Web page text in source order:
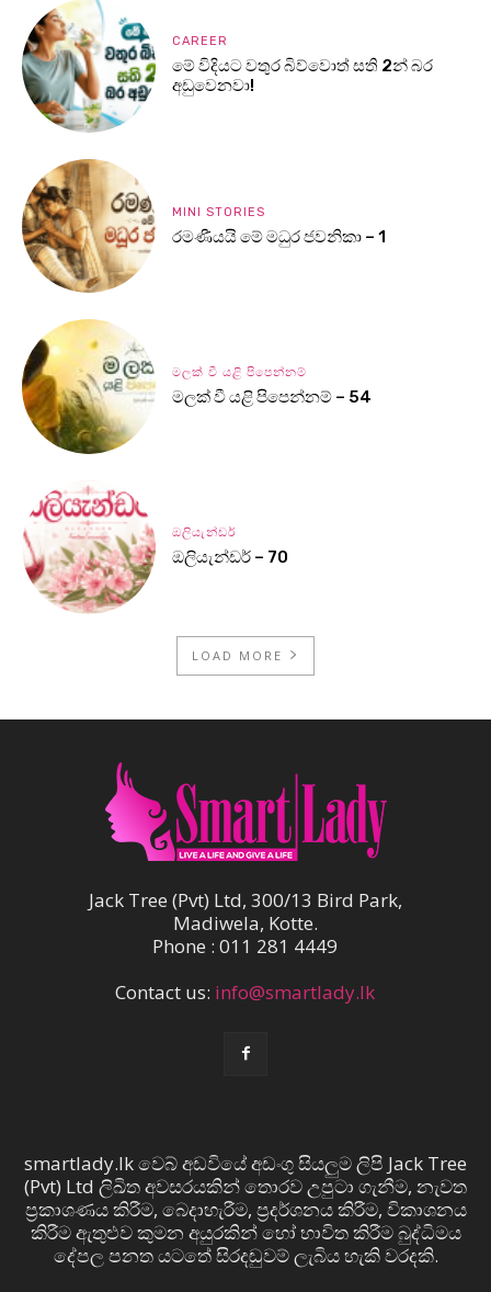
CAREER
මේ විදියට වතුර බිව්වොත් සති 2න් බර
අඩුවෙනවා!
MINI STORIES
රමණීයයි මේ මධුර ජවනිකා – 1
මලක් වී යළි පිපෙන්නම්
මලක් වී යළි පිපෙන්නම් – 54
ඔලියැන්ඩර්
ඔලියැන්ඩර් – 70
LOAD MORE
Jack Tree (Pvt) Ltd, 300/13 Bird Park,
Madiwela, Kotte.
Phone : 011 281 4449
Contact us: info@smartlady.lk
smartlady.lk වෙබ් අඩවියේ අඩංගු සියලුම ලිපි Jack Tree
(Pvt) Ltd ලිඛිත අවසරයකින් තොරව උපුටා ගැනීම, නැවත
ප්‍රකාශණය කිරීම, බෙදාහැරීම, ප්‍රදර්ශනය කිරීම, විකාශනය
කිරීම ඇතුළුව කුමන අයුරකින් හෝ භාවිත කිරීම බුද්ධිමය
දේපල පනත යටතේ සිරදඬුවම් ලැබිය හැකි වරදකි.